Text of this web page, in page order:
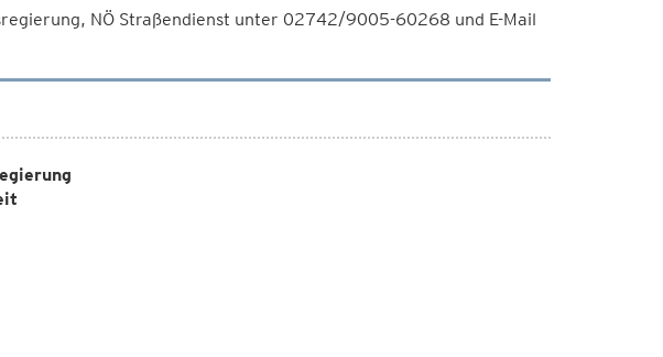
NÖ Straßendienst unter 02742/9005-60268 und E-Mail